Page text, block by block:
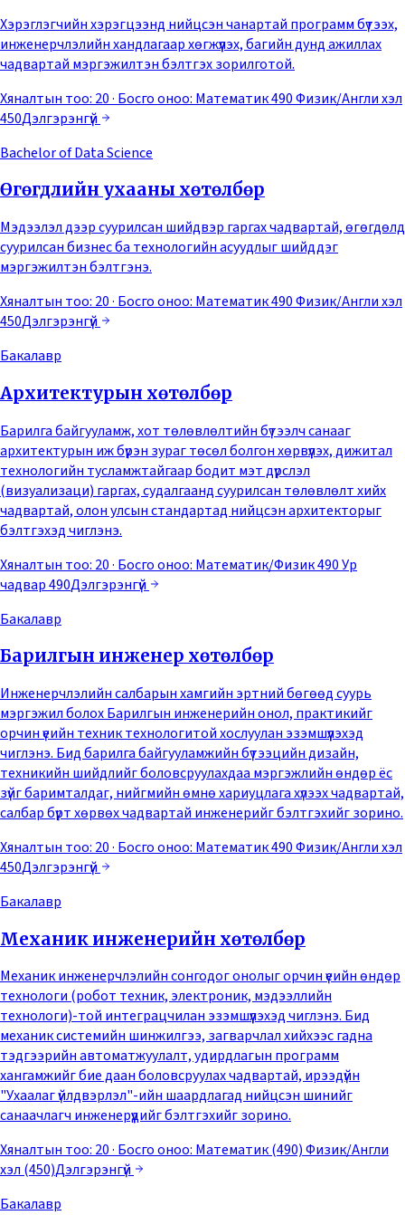
Хэрэглэгчийн хэрэгцээнд нийцсэн чанартай программ бүтээх,
инженерчлэлийн хандлагаар хөгжүүлэх, багийн дунд ажиллах
чадвартай мэргэжилтэн бэлтгэх зорилготой.
Хяналтын тоо: 20· Босго оноо: Математик 490 Физик/Англи хэл
450Дэлгэрэнгүй
Bachelor of Data Science
Өгөгдлийн ухааны хөтөлбөр
Мэдээлэл дээр суурилсан шийдвэр гаргах чадвартай, өгөгдөлд
суурилсан бизнес ба технологийн асуудлыг шийддэг
мэргэжилтэн бэлтгэнэ.
Хяналтын тоо: 20· Босго оноо: Математик 490 Физик/Англи хэл
450Дэлгэрэнгүй
Бакалавр
Архитектурын хөтөлбөр
Барилга байгууламж, хот төлөвлөлтийн бүтээлч санааг
архитектурын иж бүрэн зураг төсөл болгон хөрвүүлэх, дижитал
технологийн тусламжтайгаар бодит мэт дүрслэл
(визуализаци) гаргах, судалгаанд суурилсан төлөвлөлт хийх
чадвартай, олон улсын стандартад нийцсэн архитекторыг
бэлтгэхэд чиглэнэ.
Хяналтын тоо: 20· Босго оноо: Математик/Физик 490 Ур
чадвар 490Дэлгэрэнгүй
Бакалавр
Барилгын инженер хөтөлбөр
Инженерчлэлийн салбарын хамгийн эртний бөгөөд суурь
мэргэжил болох Барилгын инженерийн онол, практикийг
орчин үеийн техник технологитой хослуулан эзэмшүүлэхэд
чиглэнэ. Бид барилга байгууламжийн бүтээцийн дизайн,
техникийн шийдлийг боловсруулахдаа мэргэжлийн өндөр ёс
зүйг баримталдаг, нийгмийн өмнө хариуцлага хүлээх чадвартай,
салбар бүрт хөрвөх чадвартай инженерийг бэлтгэхийг зорино.
Хяналтын тоо: 20· Босго оноо: Математик 490 Физик/Англи хэл
450Дэлгэрэнгүй
Бакалавр
Механик инженерийн хөтөлбөр
Механик инженерчлэлийн сонгодог онолыг орчин үеийн өндөр
технологи (робот техник, электроник, мэдээллийн
технологи)-той интеграцчилан эзэмшүүлэхэд чиглэнэ. Бид
механик системийн шинжилгээ, загварчлал хийхээс гадна
тэдгээрийн автоматжуулалт, удирдлагын программ
хангамжийг бие даан боловсруулах чадвартай, ирээдүйн
"Ухаалаг үйлдвэрлэл"-ийн шаардлагад нийцсэн шинийг
санаачлагч инженерүүдийг бэлтгэхийг зорино.
Хяналтын тоо: 20· Босго оноо:Математик (490) Физик/Англи
хэл (450)Дэлгэрэнгүй
Бакалавр